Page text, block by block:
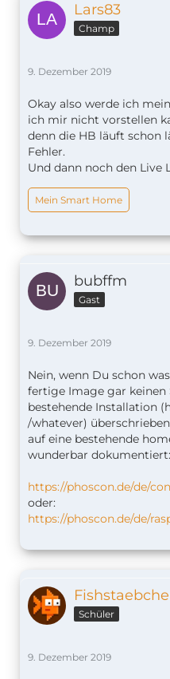
Lars83
Champ
9. Dezember 2019
Okay also werde ich
ich mir nicht vorstellen
denn die HB läuft schon
Fehler.
Und dann noch den Live
Mein Smart Home
bubffm
Gast
9. Dezember 2019
Nein, wenn Du schon
fertige Image gar
bestehende Installation
/whatever)
auf eine bestehende
wunderbar dokumentiert:
https://phoscon.de/de/
oder:
https://phoscon.de/de/
Schüler
9. Dezember 2019